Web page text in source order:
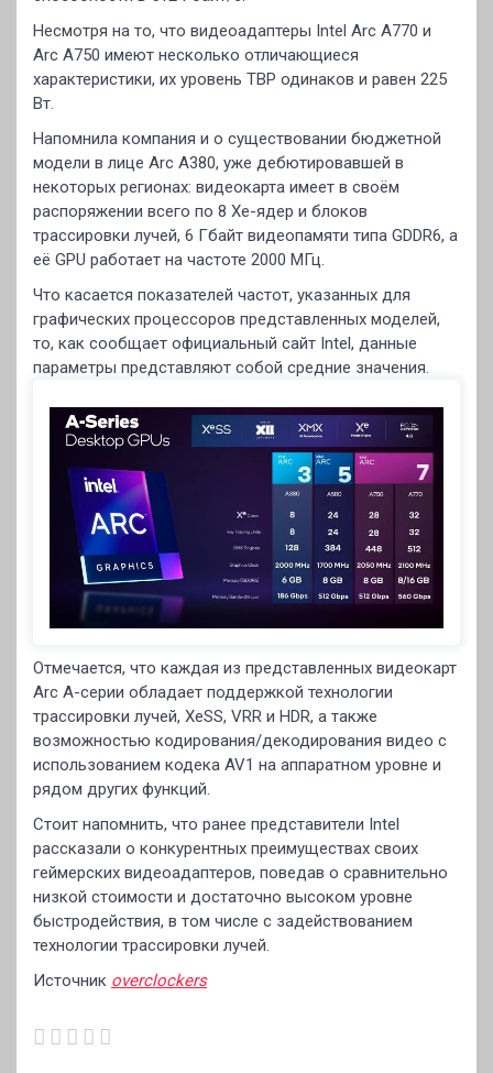
Несмотря на то, что видеоадаптеры Intel Arc A770 и
Arc A750 имеют несколько отличающиеся
характеристики, их уровень TBP одинаков и равен 225
Вт.
Напомнила компания и о существовании бюджетной
модели в лице Arc A380, уже дебютировавшей в
некоторых регионах: видеокарта имеет в своём
распоряжении всего по 8 Xe-ядер и блоков
трассировки лучей, 6 Гбайт видеопамяти типа GDDR6, а
её GPU работает на частоте 2000 МГц.
Что касается показателей частот, указанных для
графических процессоров представленных моделей,
то, как сообщает официальный сайт Intel, данные
параметры представляют собой средние значения.
Отмечается, что каждая из представленных видеокарт
Arc A-серии обладает поддержкой технологии
трассировки лучей, XeSS, VRR и HDR, а также
возможностью кодирования/декодирования видео с
использованием кодека AV1 на аппаратном уровне и
рядом других функций.
Стоит напомнить, что ранее представители Intel
рассказали о конкурентных преимуществах своих
геймерских видеоадаптеров, поведав о сравнительно
низкой стоимости и достаточно высоком уровне
быстродействия, в том числе с задействованием
технологии трассировки лучей.
Источник overclockers